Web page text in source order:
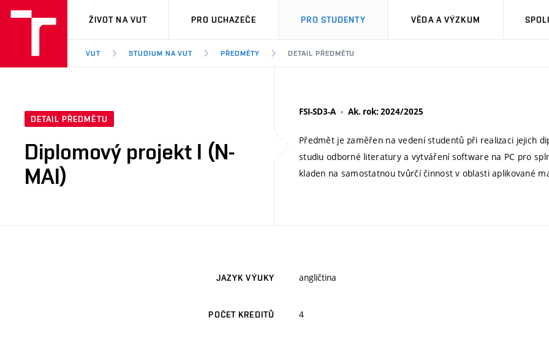
VUT
ŽIVOT NA VUT PRO UCHAZEČE PRO STUDENTY VĚDA A VÝZKUM
VUT STUDIUM NA VUT PŘEDMĚTY DETAIL PŘEDMĚTU
DETAIL PŘEDMĚTU
Diplomový projekt I (N-
MAI)
FSI-SD3-A Ak. rok: 2024/2025
Předmět je zaměřen na vedení studentů při realizaci jejich
studiu odborné literatury a vytváření software na PC pro
kladen na samostatnou tvůrčí činnost v oblasti aplikované
JAZYK VÝUKY angličtina
POČET KREDITŮ 4